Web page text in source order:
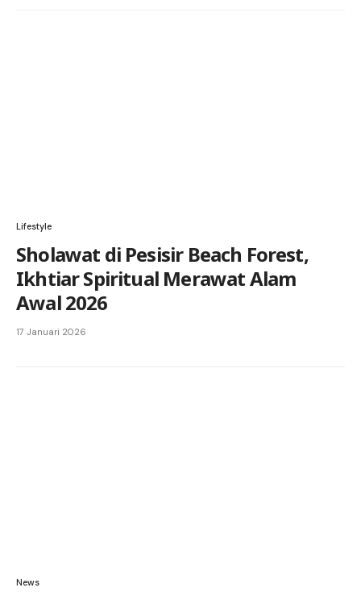
Lifestyle
Sholawat di Pesisir Beach Forest,
Ikhtiar Spiritual Merawat Alam
Awal 2026
17 Januari 2026
News